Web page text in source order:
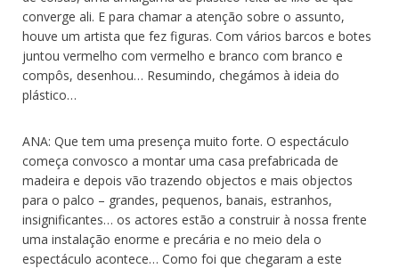
converge ali. E para chamar a atenção sobre o assunto,
houve um artista que fez figuras. Com vários barcos e botes
juntou vermelho com vermelho e branco com branco e
compôs, desenhou… Resumindo, chegámos à ideia do
plástico…
ANA: Que tem uma presença muito forte. O espectáculo
começa convosco a montar uma casa prefabricada de
madeira e depois vão trazendo objectos e mais objectos
para o palco – grandes, pequenos, banais, estranhos,
insignificantes… os actores estão a construir à nossa frente
uma instalação enorme e precária e no meio dela o
espectáculo acontece… Como foi que chegaram a este